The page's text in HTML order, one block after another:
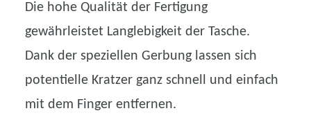
Die hohe Qualität der Fertigung
gewährleistet Langlebigkeit der Tasche.
Dank der speziellen Gerbung lassen sich
potentielle Kratzer ganz schnell und einfach
mit dem Finger entfernen.